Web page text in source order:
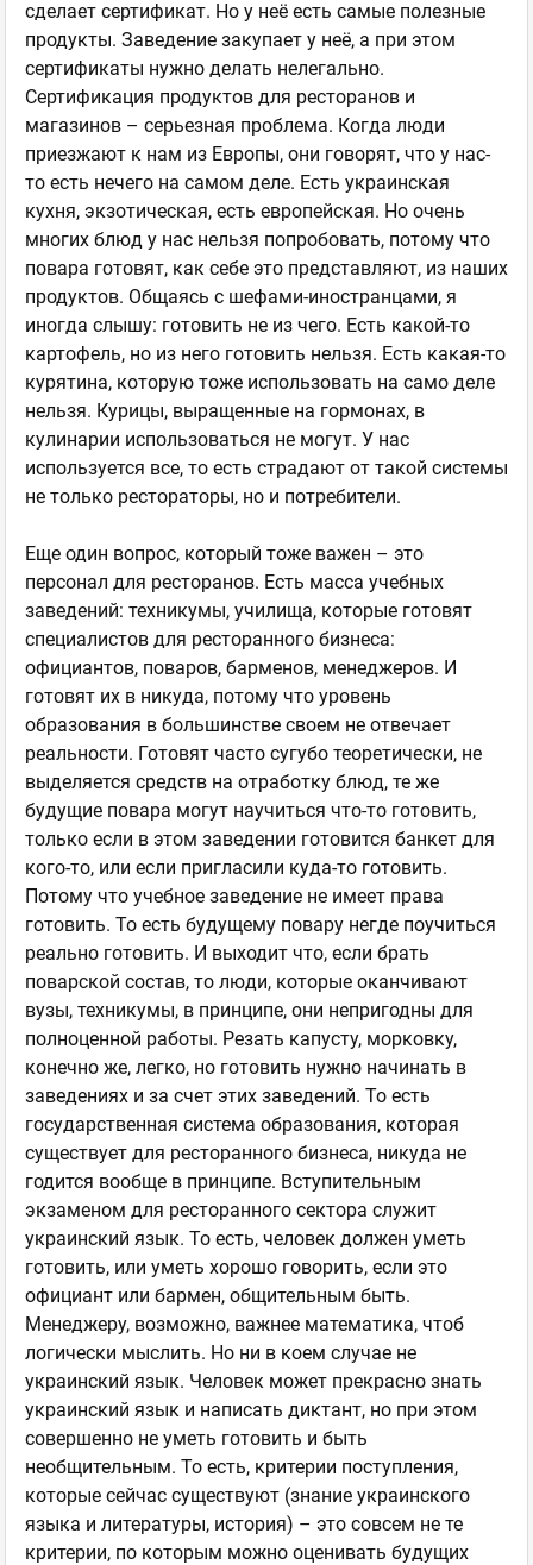
сделает сертификат. Но у неё есть самые полезные
продукты. Заведение закупает у неё, а при этом
сертификаты нужно делать нелегально.
Сертификация продуктов для ресторанов и
магазинов – серьезная проблема. Когда люди
приезжают к нам из Европы, они говорят, что у нас-
то есть нечего на самом деле. Есть украинская
кухня, экзотическая, есть европейская. Но очень
многих блюд у нас нельзя попробовать, потому что
повара готовят, как себе это представляют, из наших
продуктов. Общаясь с шефами-иностранцами, я
иногда слышу: готовить не из чего. Есть какой-то
картофель, но из него готовить нельзя. Есть какая-то
курятина, которую тоже использовать на само деле
нельзя. Курицы, выращенные на гормонах, в
кулинарии использоваться не могут. У нас
используется все, то есть страдают от такой системы
не только рестораторы, но и потребители.
Еще один вопрос, который тоже важен – это
персонал для ресторанов. Есть масса учебных
заведений: техникумы, училища, которые готовят
специалистов для ресторанного бизнеса:
официантов, поваров, барменов, менеджеров. И
готовят их в никуда, потому что уровень
образования в большинстве своем не отвечает
реальности. Готовят часто сугубо теоретически, не
выделяется средств на отработку блюд, те же
будущие повара могут научиться что-то готовить,
только если в этом заведении готовится банкет для
кого-то, или если пригласили куда-то готовить.
Потому что учебное заведение не имеет права
готовить. То есть будущему повару негде поучиться
реально готовить. И выходит что, если брать
поварской состав, то люди, которые оканчивают
вузы, техникумы, в принципе, они непригодны для
полноценной работы. Резать капусту, морковку,
конечно же, легко, но готовить нужно начинать в
заведениях и за счет этих заведений. То есть
государственная система образования, которая
существует для ресторанного бизнеса, никуда не
годится вообще в принципе. Вступительным
экзаменом для ресторанного сектора служит
украинский язык. То есть, человек должен уметь
готовить, или уметь хорошо говорить, если это
официант или бармен, общительным быть.
Менеджеру, возможно, важнее математика, чтоб
логически мыслить. Но ни в коем случае не
украинский язык. Человек может прекрасно знать
украинский язык и написать диктант, но при этом
совершенно не уметь готовить и быть
необщительным. То есть, критерии поступления,
которые сейчас существуют (знание украинского
языка и литературы, история) – это совсем не те
критерии, по которым можно оценивать будущих